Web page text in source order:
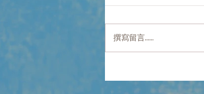
撰寫留言......